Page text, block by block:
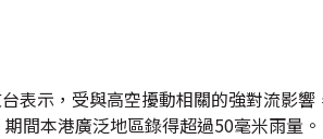
示，受與高空擾動相關的強對流影響
間本港廣泛地區錄得超過50毫米雨量。